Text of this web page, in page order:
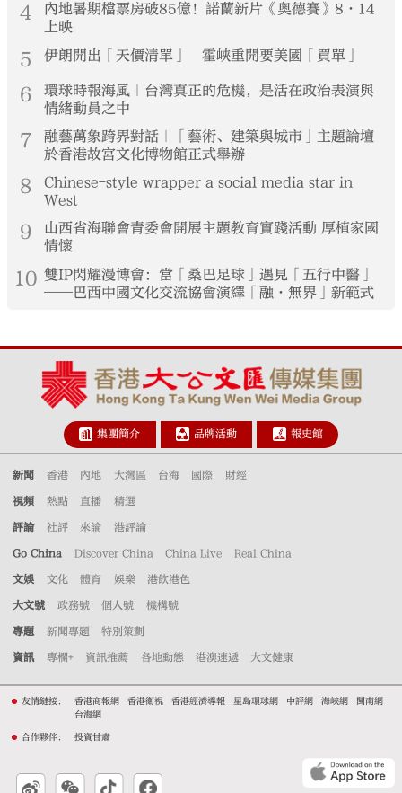
4
內地暑期檔票房破85億！諾蘭新片《奧德賽》8·14
上映
5 伊朗開出「天價清單」 霍峽重開要美國「買單」
6
環球時報海風｜台灣真正的危機，是活在政治表演與
情緒動員之中
7
融藝萬象跨界對話｜「藝術、建築與城市」主題論壇
於香港故宮文化博物館正式舉辦
8
Chinese-style wrapper a social media star in
West
9
山西省海聯會青委會開展主題教育實踐活動 厚植家國
情懷
10 雙IP閃耀漫博會：當「桑巴足球」遇見「五行中醫」
——巴西中國文化交流協會演繹「融·無界」新範式
集團簡介 品牌活動 報史館
新聞 香港 內地 大灣區 台海 國際 財經
視頻 熱點 直播 精選
評論 社評 來論 港評論
Go China Discover China China Live Real China
文娛 文化 體育 娛樂 港飲港色
大文號 政務號 個人號 機構號
專題 新聞專題 特別策劃
資訊 專欄+ 資訊推薦 各地動態 港澳速遞 大文健康
友情鏈接： 香港商報網 香港衛視 香港經濟導報 星島環球網 中評網 海峽網
閩南網
台海網
合作夥伴： 投資甘肅